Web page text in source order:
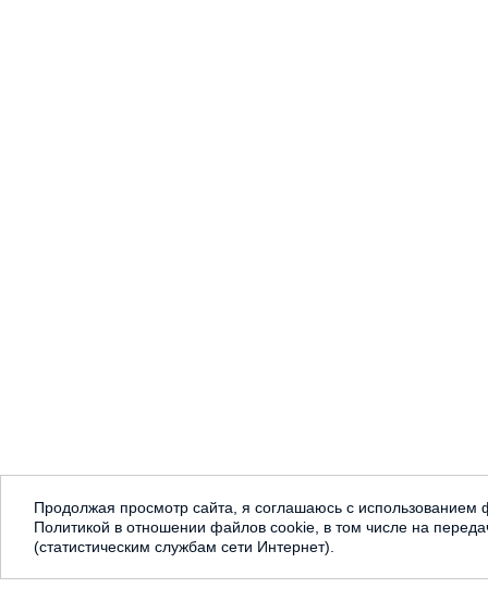
Продолжая просмотр сайта, я соглашаюсь с использованием
Политикой в отношении файлов cookie, в том числе на
(статистическим службам сети Интернет).